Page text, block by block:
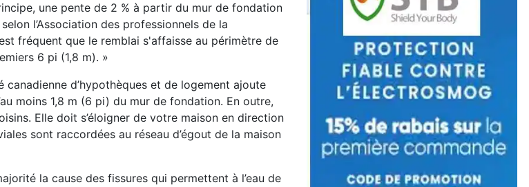
une pente de 2 % à partir du mur de fondation
l’Association des professionnels de la
fréquent que le remblai s'affaisse au périmètre de
6 pi (1,8 m). »
canadienne d’hypothèques et de logement ajoute
moins 1,8 m (6 pi) du mur de fondation. En outre,
Elle doit s’éloigner de votre maison en direction
sont raccordées au réseau d’égout de la maison
la cause des fissures qui permettent à l’eau de